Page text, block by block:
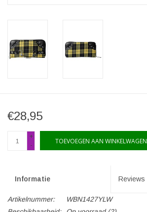
€28,95
+
-
TOEVOEGEN AAN WINKELWAGEN
Informatie Reviews
Artikelnummer:
WBN1427YLW